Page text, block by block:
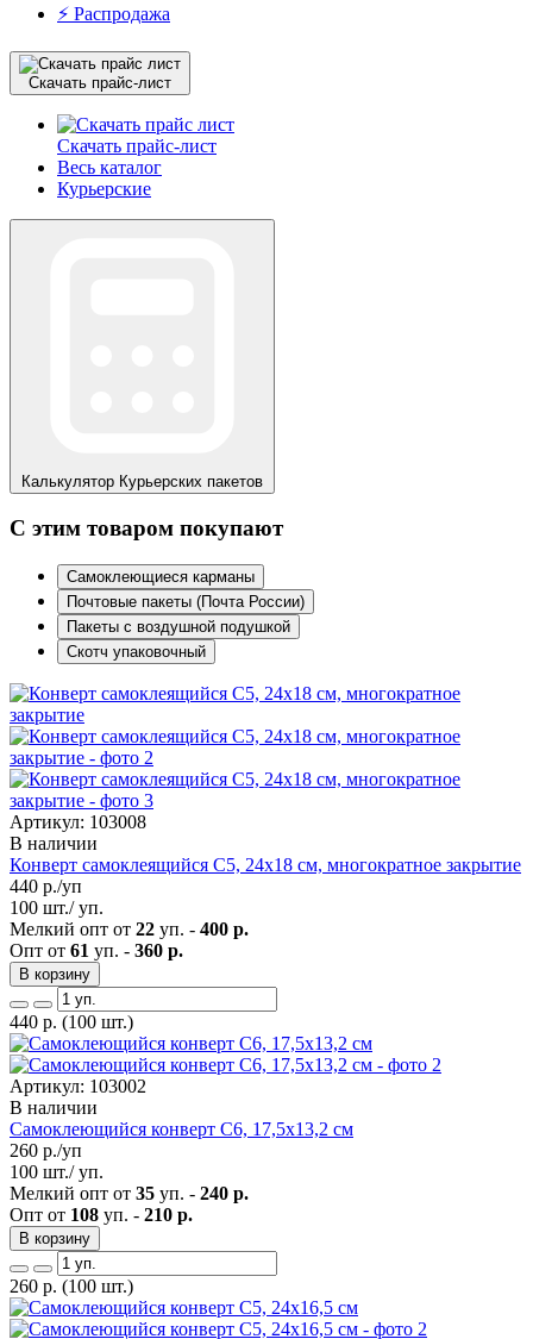
⚡️ Распродажа
Скачать прайс-лист
Скачать прайс-лист
Весь каталог
Курьерские
Калькулятор Курьерских пакетов
С этим товаром покупают
Самоклеющиеся карманы
Почтовые пакеты (Почта России)
Пакеты с воздушной подушкой
Скотч упаковочный
Артикул: 103008
В наличии
Конверт самоклеящийся С5, 24х18 см, многократное закрытие
440 р./уп
100 шт./ уп.
Мелкий опт от 22 уп. - 400 р.
Опт от 61 уп. - 360 р.
В корзину
440 р. (100 шт.)
Артикул: 103002
В наличии
Самоклеющийся конверт С6, 17,5х13,2 см
260 р./уп
100 шт./ уп.
Мелкий опт от 35 уп. - 240 р.
Опт от 108 уп. - 210 р.
В корзину
260 р. (100 шт.)